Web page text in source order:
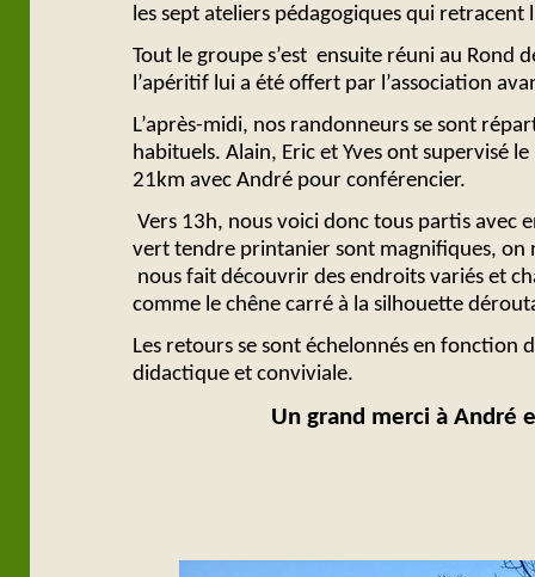
les sept ateliers pédagogiques qui
Tout le groupe s’est ensuite réuni au Rond
l’apéritif lui a été offert par l’association
L’après-midi, nos randonneurs se sont
habituels. Alain, Eric et Yves ont supervisé
21km avec André pour conférencier.
Vers 13h, nous voici donc tous partis avec
vert tendre printanier sont magnifiques, on
nous fait découvrir des endroits variés et
comme le chêne carré à la silhouette
Les retours se sont échelonnés en
didactique et conviviale.
Un grand merci à André